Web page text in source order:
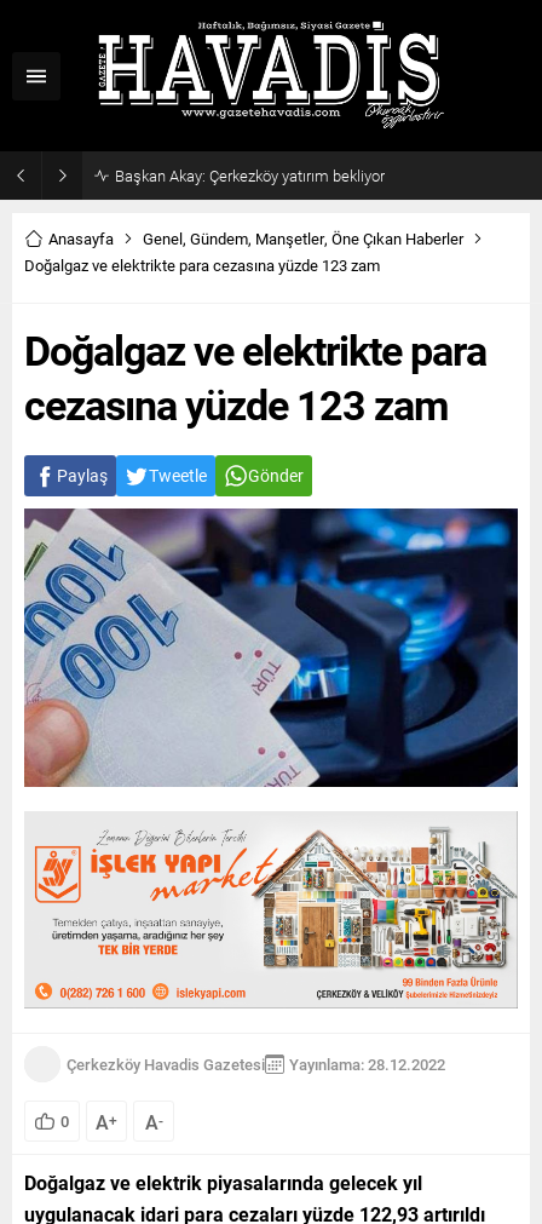
Başkan Akay: Çerkezköy yatırım bekliyor
Anasayfa Genel, Gündem, Manşetler, Öne Çıkan Haberler
Doğalgaz ve elektrikte para cezasına yüzde 123 zam
Doğalgaz ve elektrikte para
cezasına yüzde 123 zam
Paylaş Tweetle Gönder
Çerkezköy Havadis Gazetesi Yayınlama: 28.12.2022
0 A+ A-
Doğalgaz ve elektrik piyasalarında gelecek yıl
uygulanacak idari para cezaları yüzde 122,93 artırıldı